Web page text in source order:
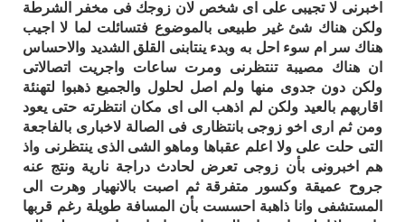
اخبرنى لا تجيبى على اى شخص لان زوجك فى مخفر الشرطة
ولكن هناك شئ غير طبيعى بالموضوع فتسائلت لما لا اجيب
هناك سر ام سوء احل به وبدء ينتابنى القلق الشديد والاحساس
ان هناك مصيبة تنتظرنى ومرت ساعات واجريت اتصالاتى
ولكن دون جدوى منها ولم اصل لحلول والجميع ذهبوا لتهنئة
اقاربهم بالعيد ولكن لم اذهب الى اى مكان انتظرته حتى يعود
ومن ثم ارى اخو زوجى بانتظارى فى الصالة لاخبارى بالفاجعة
التى حلت على ولا اعلم عقباها وماهو الشى الذى ينتظرنى واذ
هم اخبرونى بأن زوجى تعرض لحادث دراجة نارية ونتج عنه
جروح عميقة وكسور متفرقة ثم اصبت بالانهيار وهرت الى
المستشفى وانا ذاهبة احسست بأن المسافة طويلة رغم قربها